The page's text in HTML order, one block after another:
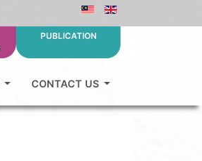
PUBLICATION
CONTACT US